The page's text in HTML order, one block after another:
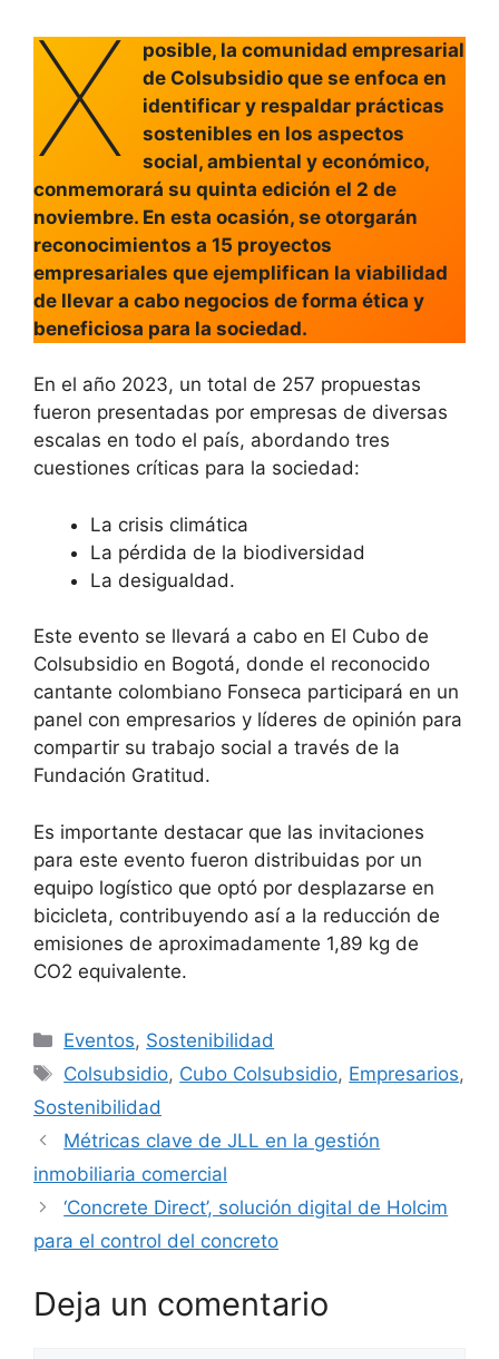
X
posible, la comunidad empresarial
de Colsubsidio que se enfoca en
identificar y respaldar prácticas
sostenibles en los aspectos
social, ambiental y económico,
conmemorará su quinta edición el 2 de
noviembre. En esta ocasión, se otorgarán
reconocimientos a 15 proyectos
empresariales que ejemplifican la viabilidad
de llevar a cabo negocios de forma ética y
beneficiosa para la sociedad.
En el año 2023, un total de 257 propuestas
fueron presentadas por empresas de diversas
escalas en todo el país, abordando tres
cuestiones críticas para la sociedad:
La crisis climática
La pérdida de la biodiversidad
La desigualdad.
Este evento se llevará a cabo en El Cubo de
Colsubsidio en Bogotá, donde el reconocido
cantante colombiano Fonseca participará en un
panel con empresarios y líderes de opinión para
compartir su trabajo social a través de la
Fundación Gratitud.
Es importante destacar que las invitaciones
para este evento fueron distribuidas por un
equipo logístico que optó por desplazarse en
bicicleta, contribuyendo así a la reducción de
emisiones de aproximadamente 1,89 kg de
CO2 equivalente.
Categorías
Eventos, Sostenibilidad
Etiquetas
Colsubsidio, Cubo Colsubsidio, Empresarios,
Sostenibilidad
Métricas clave de JLL en la gestión
inmobiliaria comercial
‘Concrete Direct’, solución digital de Holcim
para el control del concreto
Deja un comentario